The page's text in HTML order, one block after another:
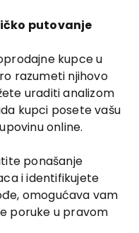
putovanje
kupce u
razumeti njihovo
uraditi analizom
kupci posete vašu
online.
ponašanje
i identifikujete
omogućava vam
poruke u pravom